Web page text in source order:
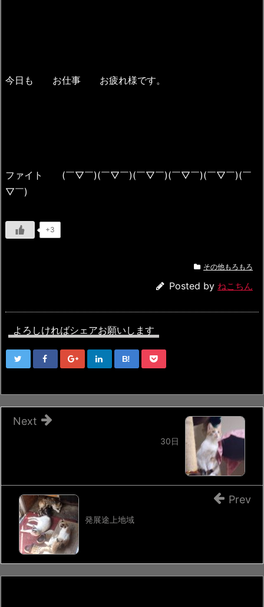
今日も お仕事 お疲れ様です。
ファイト (￣▽￣)(￣▽￣)(￣▽￣)(￣▽￣)(￣▽￣)(￣
▽￣)
+3
その他もろもろ
Posted by ねこちん
よろしければシェアお願いします
B!
30日
Next
発展途上地域
Prev